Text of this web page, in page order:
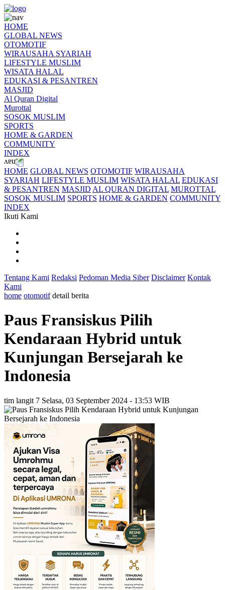
HOME
GLOBAL NEWS
OTOMOTIF
WIRAUSAHA SYARIAH
LIFESTYLE MUSLIM
WISATA HALAL
EDUKASI & PESANTREN
MASJID
Al Quran Digital
Murottal
SOSOK MUSLIM
SPORTS
HOME & GARDEN
COMMUNITY
INDEX
HOME GLOBAL NEWS OTOMOTIF WIRAUSAHA
SYARIAH LIFESTYLE MUSLIM WISATA HALAL EDUKASI
& PESANTREN MASJID AL QURAN DIGITAL MUROTTAL
SOSOK MUSLIM SPORTS HOME & GARDEN COMMUNITY
INDEX
Ikuti Kami
Tentang Kami Redaksi Pedoman Media Siber Disclaimer Kontak
Kami
home otomotif detail berita
Paus Fransiskus Pilih
Kendaraan Hybrid untuk
Kunjungan Bersejarah ke
Indonesia
tim langit 7 Selasa, 03 September 2024 - 13:53 WIB